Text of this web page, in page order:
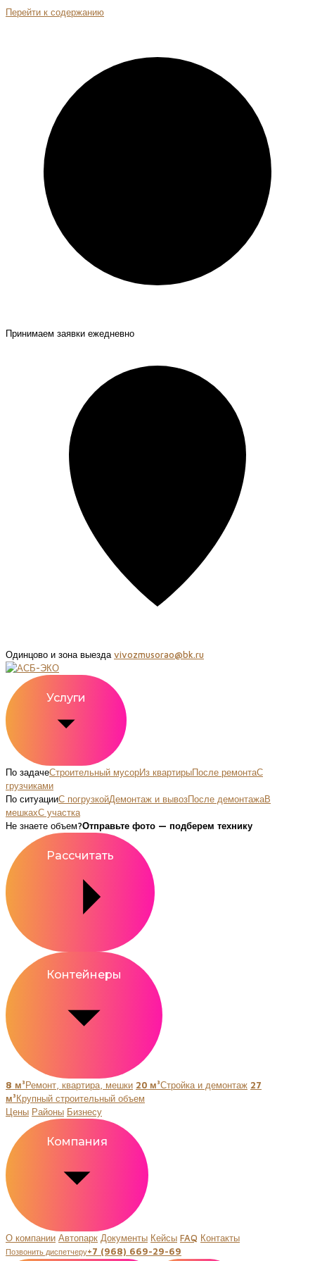
Перейти к содержанию
Принимаем заявки ежедневно
Одинцово и зона выезда vivozmusorao@bk.ru
По задачеСтроительный мусорИз квартирыПосле ремонтаС
грузчиками
По ситуацииС погрузкойДемонтаж и вывозПосле демонтажаВ
мешкахС участка
Не знаете объем?Отправьте фото — подберем технику
8 м³Ремонт, квартира, мешки 20 м³Стройка и демонтаж 27
м³Крупный строительный объем
Цены Районы Бизнесу
О компании Автопарк Документы Кейсы FAQ Контакты
Позвонить диспетчеру+7 (968) 669-29-69